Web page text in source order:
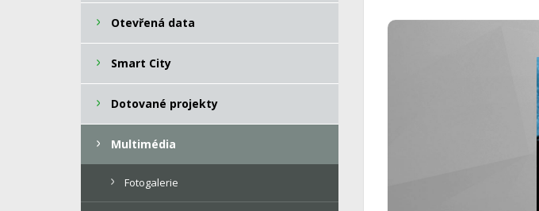
Otevřená data
Smart City
Dotované projekty
Multimédia
Fotogalerie